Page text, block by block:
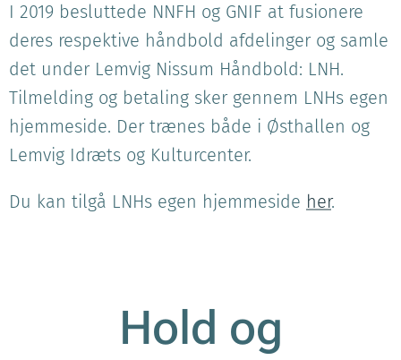
I 2019 besluttede NNFH og GNIF at fusionere
deres respektive håndbold afdelinger og samle
det under Lemvig Nissum Håndbold: LNH.
Tilmelding og betaling sker gennem LNHs egen
hjemmeside. Der trænes både i Østhallen og
Lemvig Idræts og Kulturcenter.
Du kan tilgå LNHs egen hjemmeside her.
Hold og